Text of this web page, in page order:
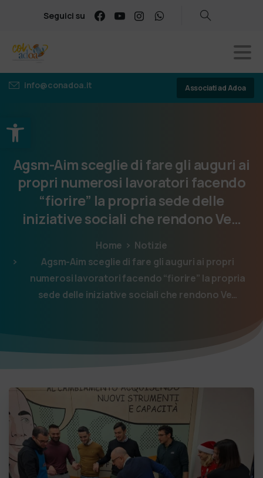
Apri la barra degli strumenti
Seguici su
info@conadoa.it Associati ad Adoa
Agsm-Aimscegliedi faregli auguri ai
propri numerosi lavoratori facendo
“fiorire” la propriasededelle
iniziativesociali che rendonoVe…
Home
Notizie
Agsm-Aim sceglie di fare gli auguri ai propri
numerosi lavoratori facendo “fiorire” la propria
sede delle iniziative sociali che rendono Ve…